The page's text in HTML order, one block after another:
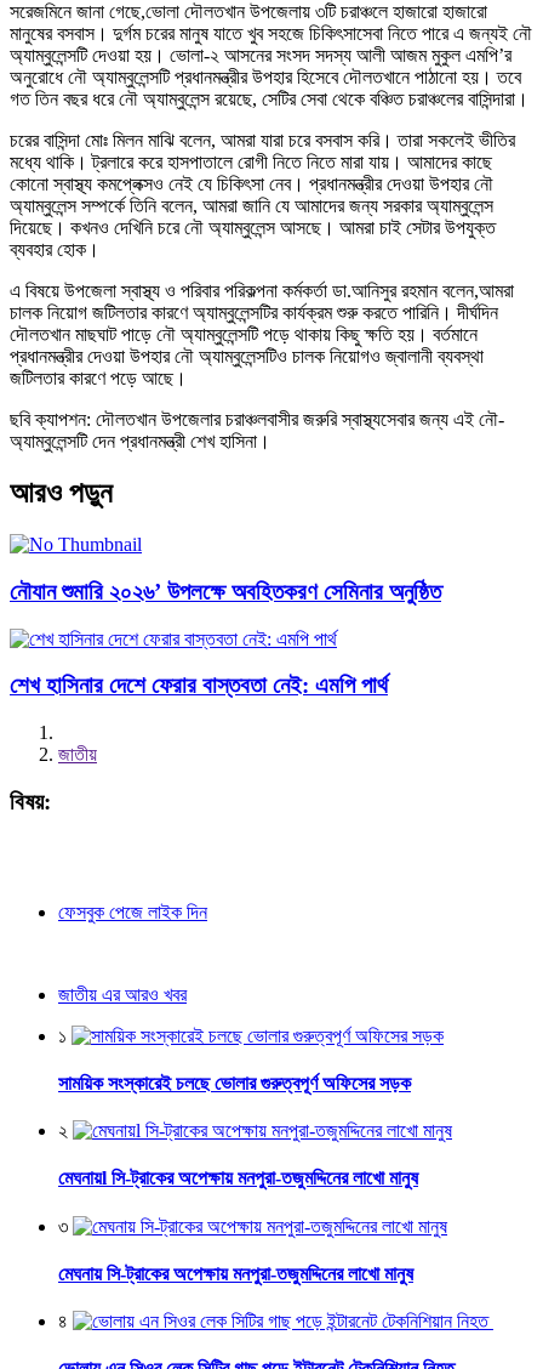
সরেজমিনে জানা গেছে,ভোলা দৌলতখান উপজেলায় ৩টি চরাঞ্চলে হাজারো হাজারো
মানুষের বসবাস। দুর্গম চরের মানুষ যাতে খুব সহজে চিকিৎসাসেবা নিতে পারে এ জন্যই নৌ
অ্যাম্বুলেন্সটি দেওয়া হয়। ভোলা-২ আসনের সংসদ সদস্য আলী আজম মুকুল এমপি’র
অনুরোধে নৌ অ্যাম্বুলেন্সটি প্রধানমন্ত্রীর উপহার হিসেবে দৌলতখানে পাঠানো হয়। তবে
গত তিন বছর ধরে নৌ অ্যাম্বুলেন্স রয়েছে, সেটির সেবা থেকে বঞ্চিত চরাঞ্চলের বাসিন্দারা।
চরের বাসিন্দা মোঃ মিলন মাঝি বলেন, আমরা যারা চরে বসবাস করি। তারা সকলেই ভীতির
মধ্যে থাকি। ট্রলারে করে হাসপাতালে রোগী নিতে নিতে মারা যায়। আমাদের কাছে
কোনো স্বাস্থ্য কমপ্লেক্সও নেই যে চিকিৎসা নেব। প্রধানমন্ত্রীর দেওয়া উপহার নৌ
অ্যাম্বুলেন্স সম্পর্কে তিনি বলেন, আমরা জানি যে আমাদের জন্য সরকার অ্যাম্বুলেন্স
দিয়েছে। কখনও দেখিনি চরে নৌ অ্যাম্বুলেন্স আসছে। আমরা চাই সেটার উপযুক্ত
ব্যবহার হোক।
এ বিষয়ে উপজেলা স্বাস্থ্য ও পরিবার পরিকল্পনা কর্মকর্তা ডা.আনিসুর রহমান বলেন,আমরা
চালক নিয়োগ জটিলতার কারণে অ্যাম্বুলেন্সটির কার্যক্রম শুরু করতে পারিনি। দীর্ঘদিন
দৌলতখান মাছঘাট পাড়ে নৌ অ্যাম্বুলেন্সটি পড়ে থাকায় কিছু ক্ষতি হয়। বর্তমানে
প্রধানমন্ত্রীর দেওয়া উপহার নৌ অ্যাম্বুলেন্সটিও চালক নিয়োগও জ্বালানী ব্যবস্থা
জটিলতার কারণে পড়ে আছে।
ছবি ক্যাপশন: দৌলতখান উপজেলার চরাঞ্চলবাসীর জরুরি স্বাস্থ্যসেবার জন্য এই নৌ-
অ্যাম্বুলেন্সটি দেন প্রধানমন্ত্রী শেখ হাসিনা।
আরও পড়ুন
নৌযান শুমারি ২০২৬’ উপলক্ষে অবহিতকরণ সেমিনার অনুষ্ঠিত
শেখ হাসিনার দেশে ফেরার বাস্তবতা নেই: এমপি পার্থ
জাতীয়
বিষয়:
ফেসবুক পেজে লাইক দিন
জাতীয় এর আরও খবর
১
সাময়িক সংস্কারেই চলছে ভোলার গুরুত্বপূর্ণ অফিসের সড়ক
২
মেঘনায়l সি-ট্রাকের অপেক্ষায় মনপুরা-তজুমদ্দিনের লাখো মানুষ
৩
মেঘনায় সি-ট্রাকের অপেক্ষায় মনপুরা-তজুমদ্দিনের লাখো মানুষ
৪